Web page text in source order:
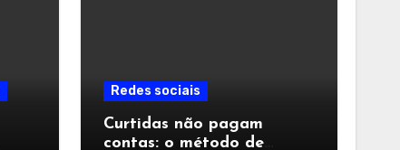
Redes sociais
Curtidas não pagam
contas: o método de